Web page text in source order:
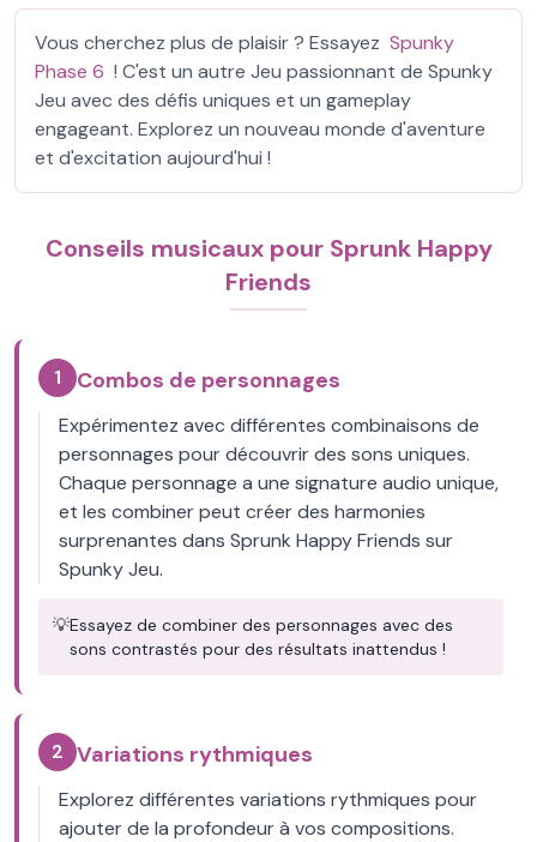
Vous cherchez plus de plaisir ? Essayez Spunky
Phase 6 ! C'est un autre Jeu passionnant de Spunky
Jeu avec des défis uniques et un gameplay
engageant. Explorez un nouveau monde d'aventure
et d'excitation aujourd'hui !
Conseils musicaux pour Sprunk Happy
Friends
1 Combos de personnages
Expérimentez avec différentes combinaisons de
personnages pour découvrir des sons uniques.
Chaque personnage a une signature audio unique,
et les combiner peut créer des harmonies
surprenantes dans Sprunk Happy Friends sur
Spunky Jeu.
💡Essayez de combiner des personnages avec des
sons contrastés pour des résultats inattendus !
2 Variations rythmiques
Explorez différentes variations rythmiques pour
ajouter de la profondeur à vos compositions.